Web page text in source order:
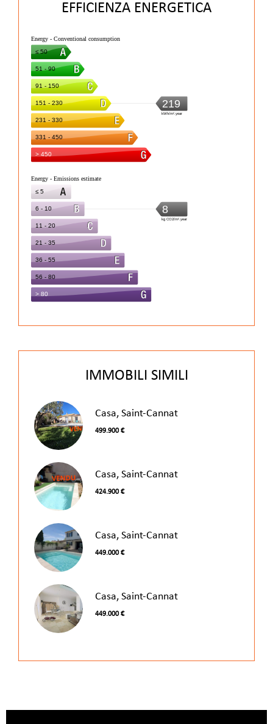
EFFICIENZA ENERGETICA
IMMOBILI SIMILI
Casa, Saint-Cannat
499.900 €
Casa, Saint-Cannat
424.900 €
Casa, Saint-Cannat
449.000 €
Casa, Saint-Cannat
449.000 €